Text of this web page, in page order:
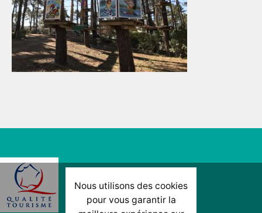
Nous utilisons des cookies
pour vous garantir la